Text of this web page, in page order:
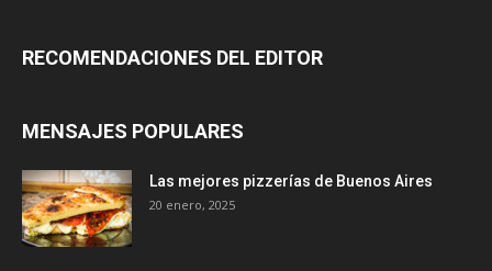
RECOMENDACIONES DEL EDITOR
MENSAJES POPULARES
Las mejores pizzerías de Buenos Aires
20 enero, 2025